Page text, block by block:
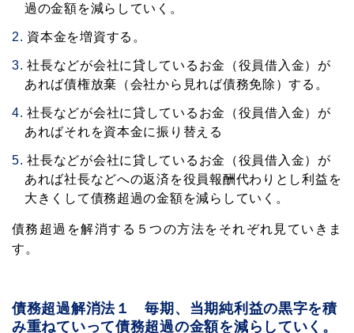
過の金額を減らしていく。
資本金を増資する。
社長などが会社に貸しているお金（役員借入金）が
あれば債権放棄（会社から見れば債務免除）する。
社長などが会社に貸しているお金（役員借入金）が
あればそれを資本金に振り替える
社長などが会社に貸しているお金（役員借入金）が
あれば社長などへの返済を役員報酬代わりとし利益を
大きくして債務超過の金額を減らしていく。
債務超過を解消する５つの方法をそれぞれ見ていきま
す。
債務超過解消法１ 毎期、当期純利益の黒字を積
み重ねていって債務超過の金額を減らしていく。